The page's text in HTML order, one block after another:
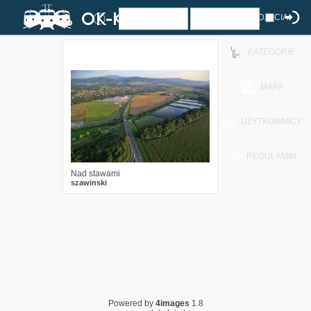
ZDJĘCIA
KATEGORIE
MAPA
UŻYTKOWNICY
REGULAMIN
Nad stawami
szawinski
Powered by 4images 1.8